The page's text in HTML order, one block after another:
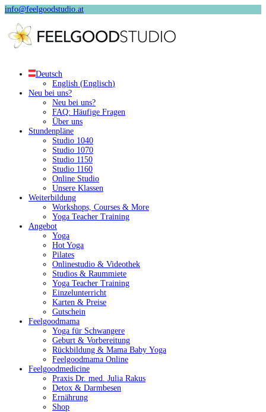
info@feelgoodstudio.at
Deutsch
English (Englisch)
Neu bei uns?
Neu bei uns?
FAQ: Häufige Fragen
Über uns
Stundenpläne
Studio 1040
Studio 1070
Studio 1150
Studio 1160
Online Studio
Unsere Klassen
Weiterbildung
Workshops, Courses & More
Yoga Teacher Training
Angebot
Yoga
Hot Yoga
Pilates
Onlinestudio & Videothek
Studios & Raummiete
Yoga Teacher Training
Einzelunterricht
Karten & Preise
Gutschein
Feelgoodmama
Yoga für Schwangere
Geburt & Vorbereitung
Rückbildung & Mama Baby Yoga
Feelgoodmama Online
Feelgoodmedicine
Praxis Dr. med. Julia Rakus
Detox & Darmbesen
Ernährung
Shop